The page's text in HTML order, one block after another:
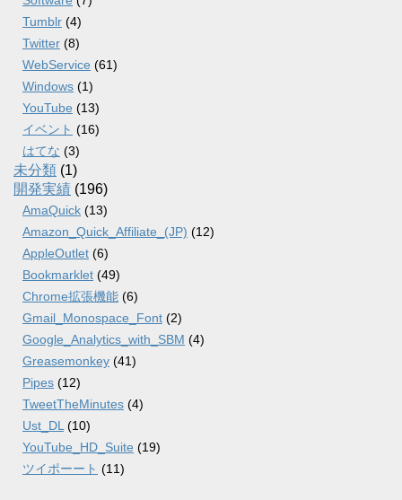
Tumblr (4)
Twitter (8)
WebService (61)
Windows (1)
YouTube (13)
イベント (16)
はてな (3)
未分類 (1)
開発実績 (196)
AmaQuick (13)
Amazon_Quick_Affiliate_(JP) (12)
AppleOutlet (6)
Bookmarklet (49)
Chrome拡張機能 (6)
Gmail_Monospace_Font (2)
Google_Analytics_with_SBM (4)
Greasemonkey (41)
Pipes (12)
TweetTheMinutes (4)
Ust_DL (10)
YouTube_HD_Suite (19)
ツイポーート (11)